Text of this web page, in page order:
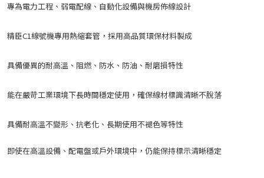
專為電力工程、弱電配線、自動化設備與機房佈線設計
精臣C1線號機專用熱縮套管，採用高品質環保材料製成
具備優異的耐高溫、阻燃、防水、防油、耐磨損特性
能在嚴苛工業環境下長時間穩定使用，確保線材標識清晰不脫落
具備耐高溫不變形、抗老化、長期使用不褪色等特性
即使在高溫設備、配電盤或戶外環境中，仍能保持標示清晰穩定